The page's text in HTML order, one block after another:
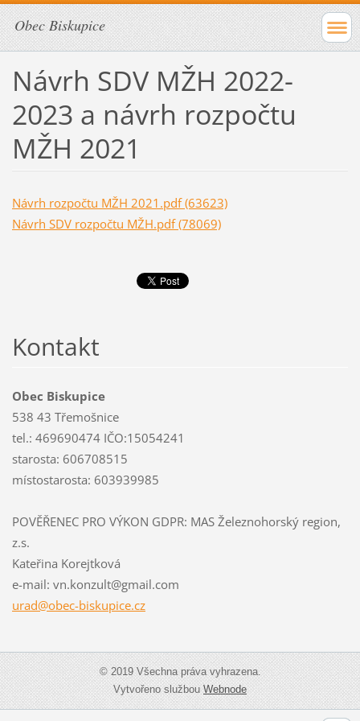
Obec Biskupice
Návrh SDV MŽH 2022-
2023 a návrh rozpočtu
MŽH 2021
Návrh rozpočtu MŽH 2021.pdf (63623)
Návrh SDV rozpočtu MŽH.pdf (78069)
Kontakt
Obec Biskupice
538 43 Třemošnice
tel.: 469690474 IČO:15054241
starosta: 606708515
místostarosta: 603939985
POVĚŘENEC PRO VÝKON GDPR: MAS Železnohorský region,
z.s.
Kateřina Korejtková
e-mail: vn.konzult@gmail.com
urad@obec-biskupice.cz
© 2019 Všechna práva vyhrazena.
Vytvořeno službouWebnode